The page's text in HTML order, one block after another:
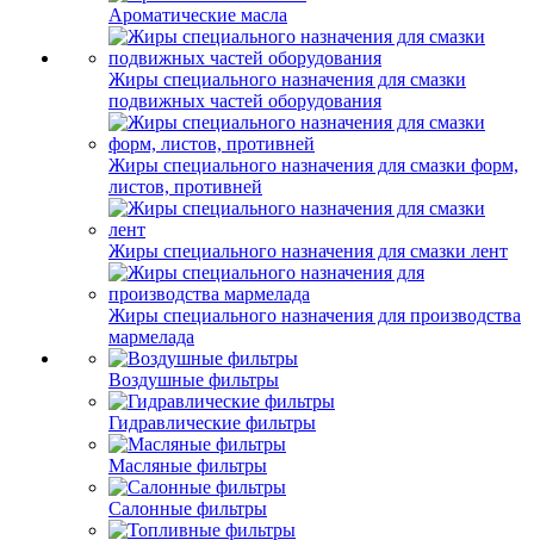
Ароматические масла
Жиры специального назначения для смазки
подвижных частей оборудования
Жиры специального назначения для смазки форм,
листов, противней
Жиры специального назначения для смазки лент
Жиры специального назначения для производства
мармелада
Воздушные фильтры
Гидравлические фильтры
Масляные фильтры
Салонные фильтры